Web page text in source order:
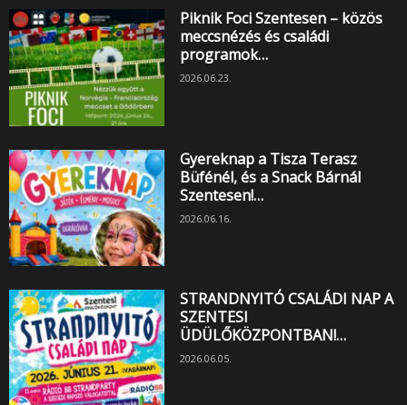
Piknik Foci Szentesen – közös
meccsnézés és családi
programok…
2026.06.23.
Gyereknap a Tisza Terasz
Büfénél, és a Snack Bárnál
Szentesen!…
2026.06.16.
STRANDNYITÓ CSALÁDI NAP A
SZENTESI
ÜDÜLŐKÖZPONTBAN!…
2026.06.05.